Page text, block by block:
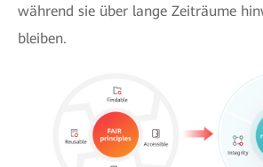
während sie über lange Zeiträume
bleiben.